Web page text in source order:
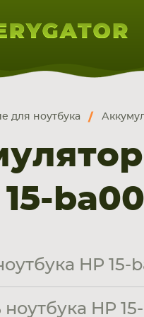
НОУТБУКА
ПЛАНШЕТА
СМАРТФОНА
для ноутбука
HP 15-
HP